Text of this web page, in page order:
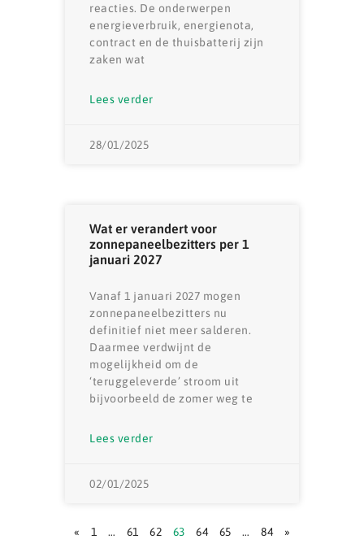
reacties. De onderwerpen
energieverbruik, energienota,
contract en de thuisbatterij zijn
zaken wat
Lees verder
28/01/2025
Wat er verandert voor
zonnepaneelbezitters per 1
januari 2027
Vanaf 1 januari 2027 mogen
zonnepaneelbezitters nu
definitief niet meer salderen.
Daarmee verdwijnt de
mogelijkheid om de
‘teruggeleverde’ stroom uit
bijvoorbeeld de zomer weg te
Lees verder
02/01/2025
« 1 … 61 62 63 64 65 … 84 »